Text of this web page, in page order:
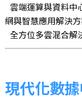
雲端運算與資料中
網與智慧應用解決
全方位多雲混合解
現代化數